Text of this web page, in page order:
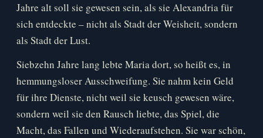
Jahre alt soll sie gewesen sein, als sie Alexandria für
sich entdeckte – nicht als Stadt der Weisheit, sondern
als Stadt der Lust.
Siebzehn Jahre lang lebte Maria dort, so heißt es, in
hemmungsloser Ausschweifung. Sie nahm kein Geld
für ihre Dienste, nicht weil sie keusch gewesen wäre,
sondern weil sie den Rausch liebte, das Spiel, die
Macht, das Fallen und Wiederaufstehen. Sie war schön,